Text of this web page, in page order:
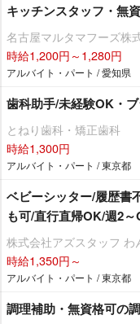
キッチンスタッフ・無
名古屋マルタマフーズ株
時給1,200円～1,280円
アルバイト・パート / 愛知県
歯科助手/未経験OK・
とねり歯科・矯正歯科
時給1,300円
アルバイト・パート / 東京都
ベビーシッター/履歴書
も可/直行直帰OK/週2
株式会社アズスタッフ わ
時給1,350円～
アルバイト・パート / 東京都
調理補助・無資格可の